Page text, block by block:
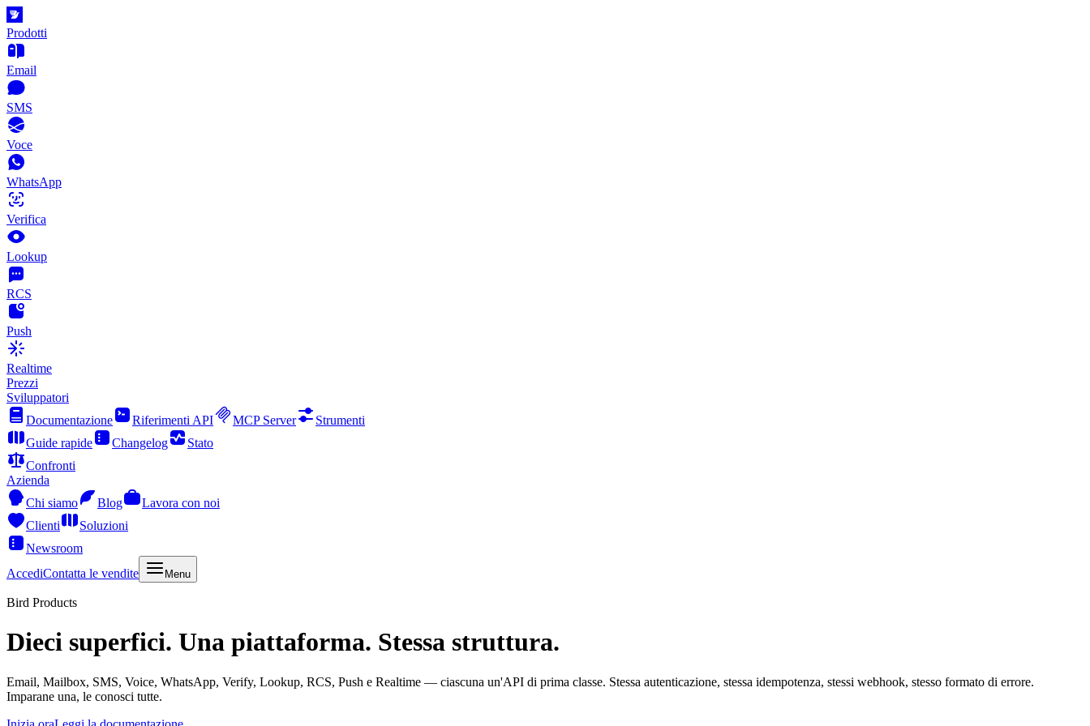
Prodotti
Email
SMS
Voce
WhatsApp
Verifica
Lookup
RCS
Push
Realtime
Prezzi
Sviluppatori
Documentazione
Riferimenti API MCP Server
Strumenti
Guide rapide
Changelog
Stato
Confronti
Azienda
Chi siamo
Blog
Lavora con noi
Clienti
Soluzioni
Newsroom
AccediContatta le vendite Menu
Bird Products
Dieci superfici. Una piattaforma. Stessa struttura.
Email, Mailbox, SMS, Voice, WhatsApp, Verify, Lookup, RCS, Push e Realtime — ciascuna un'API di prima classe. Stessa autenticazione, stessa idempotenza, stessi webhook, stesso formato di errore.
Imparane una, le conosci tutte.